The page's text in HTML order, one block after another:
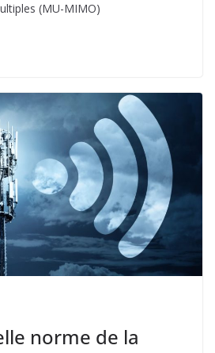
(MU-MIMO)
norme de la